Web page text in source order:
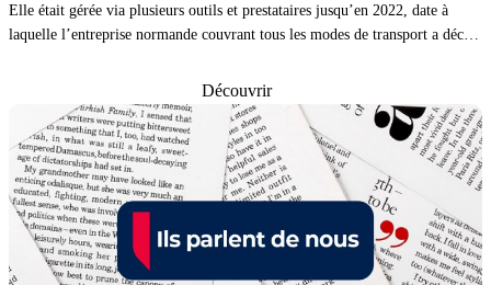
Elle était gérée via plusieurs outils et prestataires jusqu’en 2022, date à
laquelle l’entreprise normande couvrant tous les modes de transport a décidé
solutions de l’éditeur spécialisé Conex.
Découvrir